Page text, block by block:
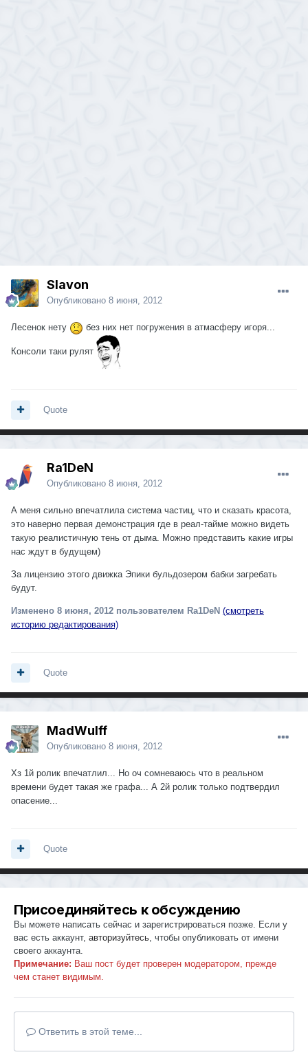
Slavon
Опубликовано 8 июня, 2012
Лесенок нету без них нет погружения в атмасферу игоря...
Консоли таки рулят
Quote
Ra1DeN
Опубликовано 8 июня, 2012
А меня сильно впечатлила система частиц, что и сказать красота,
это наверно первая демонстрация где в реал-тайме можно видеть
такую реалистичную тень от дыма. Можно представить какие игры
нас ждут в будущем)
За лицензию этого движка Эпики бульдозером бабки загребать
будут.
Изменено 8 июня, 2012 пользователем Ra1DeN (смотреть
историю редактирования)
Quote
MadWulff
Опубликовано 8 июня, 2012
Хз 1й ролик впечатлил... Но оч сомневаюсь что в реальном
времени будет такая же графа... А 2й ролик только подтвердил
опасение...
Quote
Присоединяйтесь к обсуждению
Вы можете написать сейчас и зарегистрироваться позже. Если у
вас есть аккаунт, авторизуйтесь, чтобы опубликовать от имени
своего аккаунта.
Примечание: Ваш пост будет проверен модератором, прежде
чем станет видимым.
Ответить в этой теме...